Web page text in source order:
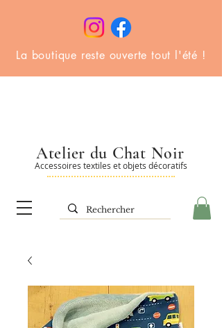
La boutique reste ouverte tout l'été !
Accessoires textiles et objets décoratifs
Atelier du Chat Noir